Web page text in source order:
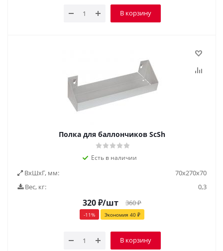
В корзину
Полка для баллончиков ScSh
Есть в наличии
ВxШxГ, мм:
70x270x70
Вес, кг:
0,3
320₽/шт 360₽
-11% Экономия 40 ₽
В корзину